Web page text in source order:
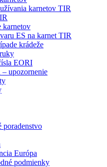
karnetov TIR
karnetov
ES na karnet TIR
krádeže
EORI
upozornenie
poradenstvo
Európa
podmienky